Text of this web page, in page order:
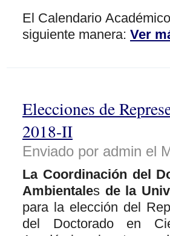
El Calendario
siguiente manera: Ver
Elecciones de
2018-II
Enviado por admin el
La Coordinación del
Ambientales de la
para la elección del
del Doctorado en